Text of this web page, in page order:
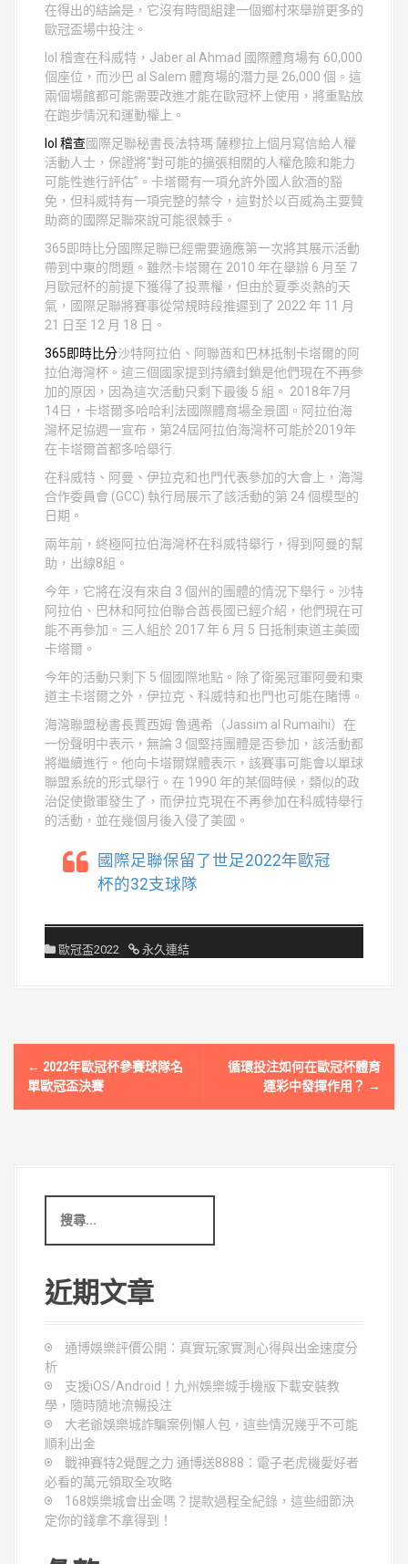
在得出的結論是，它沒有時間組建一個鄉村來舉辦更多的
歐冠盃場中投注。
lol 稽查在科威特，Jaber al Ahmad 國際體育場有 60,000
個座位，而沙巴 al Salem 體育場的潛力是 26,000 個。這
兩個場館都可能需要改進才能在歐冠杯上使用，將重點放
在跑步情況和運動權上。
lol 稽查國際足聯秘書長法特瑪·薩穆拉上個月寫信給人權
活動人士，保證將“對可能的擴張相關的人權危險和能力
可能性進行評估”。卡塔爾有一項允許外國人飲酒的豁
免，但科威特有一項完整的禁令，這對於以百威為主要贊
助商的國際足聯來說可能很棘手。
365即時比分國際足聯已經需要適應第一次將其展示活動
帶到中東的問題。雖然卡塔爾在 2010 年在舉辦 6 月至 7
月歐冠杯的前提下獲得了投票權，但由於夏季炎熱的天
氣，國際足聯將賽事從常規時段推遲到了 2022 年 11 月
21 日至 12 月 18 日。
365即時比分沙特阿拉伯、阿聯酋和巴林抵制卡塔爾的阿
拉伯海灣杯。這三個國家提到持續封鎖是他們現在不再參
加的原因，因為這次活動只剩下最後 5 組。 2018年7月
14日，卡塔爾多哈哈利法國際體育場全景圖。阿拉伯海
灣杯足協週一宣布，第24屆阿拉伯海灣杯可能於2019年
在卡塔爾首都多哈舉行.
在科威特、阿曼、伊拉克和也門代表參加的大會上，海灣
合作委員會 (GCC) 執行局展示了該活動的第 24 個模型的
日期。
兩年前，終極阿拉伯海灣杯在科威特舉行，得到阿曼的幫
助，出線8組。
今年，它將在沒有來自 3 個州的團體的情況下舉行。沙特
阿拉伯、巴林和阿拉伯聯合酋長國已經介紹，他們現在可
能不再參加。三人組於 2017 年 6 月 5 日抵制東道主美國
卡塔爾。
今年的活動只剩下 5 個國際地點。除了衛冕冠軍阿曼和東
道主卡塔爾之外，伊拉克、科威特和也門也可能在賭博。
海灣聯盟秘書長賈西姆·魯邁希（Jas​​sim al Rumaihi）在
一份聲明中表示，無論 3 個堅持團體是否參加，該活動都
將繼續進行。他向卡塔爾媒體表示，該賽事可能會以單球
聯盟系統的形式舉行。在 1990 年的某個時候，類似的政
治促使撤軍發生了，而伊拉克現在不再參加在科威特舉行
的活動，並在幾個月後入侵了美國。
國際足聯保留了世足2022年歐冠
杯的32支球隊
歐冠盃2022 永久連結
文
章
← 2022年歐冠杯參賽球隊名
單歐冠盃決賽
循環投注如何在歐冠杯體育
運彩中發揮作用？ →
關
字
:近期文章
通博娛樂評價公開：真實玩家實測心得與出金速度分
析
支援iOS/Android！九州娛樂城手機版下載安裝教
學，隨時隨地流暢投注
大老爺娛樂城詐騙案例懶人包，這些情況幾乎不可能
順利出金
戰神賽特2覺醒之力 通博送8888：電子老虎機愛好者
必看的萬元領取全攻略
168娛樂城會出金嗎？提款過程全紀錄，這些細節決
定你的錢拿不拿得到！